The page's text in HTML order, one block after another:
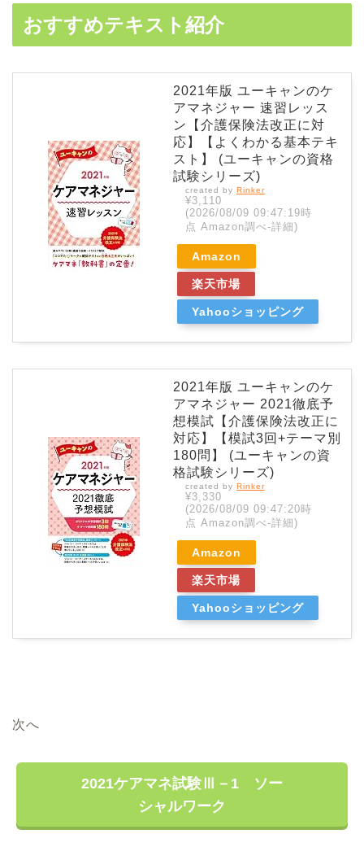
おすすめテキスト紹介
2021年版 ユーキャンのケ
アマネジャー 速習レッス
ン【介護保険法改正に対
応】【よくわかる基本テキ
スト】 (ユーキャンの資格
試験シリーズ)
created by Rinker
¥3,110
(2026/08/09 09:47:19時
点 Amazon調べ-詳細)
Amazon
楽天市場
Yahooショッピング
2021年版 ユーキャンのケ
アマネジャー 2021徹底予
想模試【介護保険法改正に
対応】【模試3回+テーマ別
180問】 (ユーキャンの資
格試験シリーズ)
created by Rinker
¥3,330
(2026/08/09 09:47:20時
点 Amazon調べ-詳細)
Amazon
楽天市場
Yahooショッピング
次へ
2021ケアマネ試験Ⅲ－1 ソー
シャルワーク